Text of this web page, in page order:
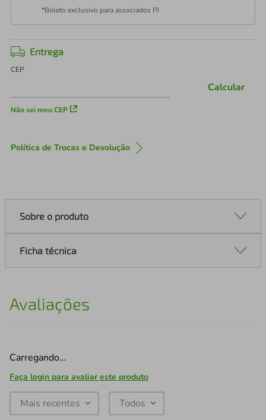
*Boleto exclusivo para associados PJ
Entrega
CEP
Não sei meu CEP
Calcular
Política de Trocas e Devolução
Sobre o produto
Ficha técnica
Avaliações
Carregando…
Faça login para avaliar este produto
Mais recentes Todos